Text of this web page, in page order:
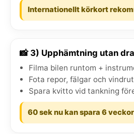
Internationellt körkort
📸 3) Upphämtning utan
Filma bilen runtom +
Fota repor, fälgar och
Spara kvitto vid tankning
60 sek nu kan spara 6